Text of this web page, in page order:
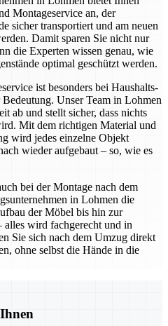
Montageservice an, der
sicher transportiert und am neuen
Damit sparen Sie nicht nur
die Experten wissen genau, wie
optimal geschützt werden.
ist besonders bei Haushalts-
Unser Team in Lohmen
ab und stellt sicher, dass nichts
Mit dem richtigen Material und
wird jedes einzelne Objekt
wieder aufgebaut – so, wie es
bei der Montage nach dem
in Lohmen die
der Möbel bis hin zur
alles wird fachgerecht und in
Sie sich nach dem Umzug direkt
ohne selbst die Hände in die